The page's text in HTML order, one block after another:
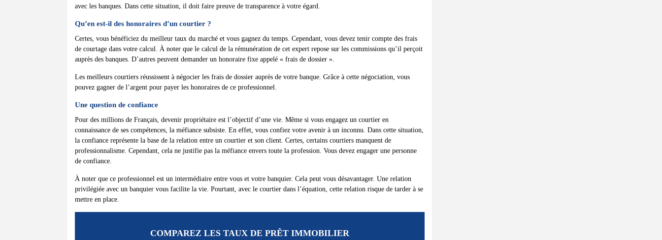
avec les banques. Dans cette situation, il doit faire preuve de transparence à votre égard.
Qu’en est-il des honoraires d’un courtier ?
Certes, vous bénéficiez du meilleur taux du marché et vous gagnez du temps. Cependant, vous devez tenir compte des frais
de courtage dans votre calcul. À noter que le calcul de la rémunération de cet expert repose sur les commissions qu’il perçoit
auprès des banques. D’autres peuvent demander un honoraire fixe appelé « frais de dossier ».
Les meilleurs courtiers réussissent à négocier les frais de dossier auprès de votre banque. Grâce à cette négociation, vous
pouvez gagner de l’argent pour payer les honoraires de ce professionnel.
Une question de confiance
Pour des millions de Français, devenir propriétaire est l’objectif d’une vie. Même si vous engagez un courtier en
connaissance de ses compétences, la méfiance subsiste. En effet, vous confiez votre avenir à un inconnu. Dans cette situation,
la confiance représente la base de la relation entre un courtier et son client. Certes, certains courtiers manquent de
professionnalisme. Cependant, cela ne justifie pas la méfiance envers toute la profession. Vous devez engager une personne
de confiance.
À noter que ce professionnel est un intermédiaire entre vous et votre banquier. Cela peut vous désavantager. Une relation
privilégiée avec un banquier vous facilite la vie. Pourtant, avec le courtier dans l’équation, cette relation risque de tarder à se
mettre en place.
COMPAREZ LES TAUX DE PRÊT IMMOBILIER